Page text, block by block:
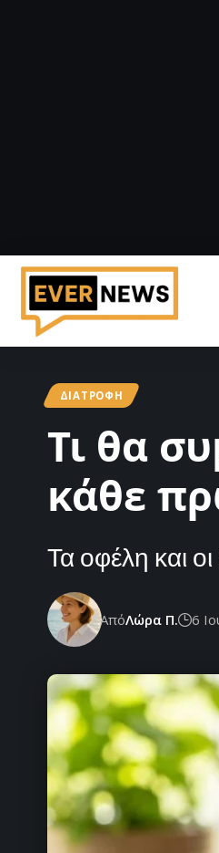
ΔΙΑΤΡΟΦΉ
Τι θα
κάθε
Τα οφέλη και
ΑπόΛώρα Π. 6